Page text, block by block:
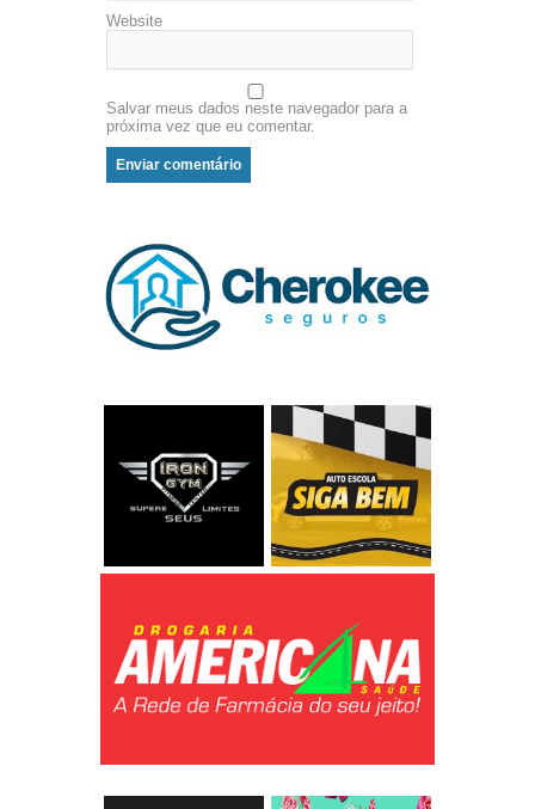
Website
Salvar meus dados neste navegador para a
próxima vez que eu comentar.